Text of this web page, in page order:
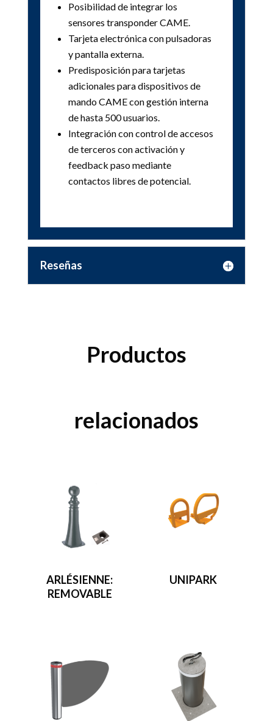
Posibilidad de integrar los
sensores transponder CAME.
Tarjeta electrónica con pulsadoras
y pantalla externa.
Predisposición para tarjetas
adicionales para dispositivos de
mando CAME con gestión interna
de hasta 500 usuarios.
Integración con control de accesos
de terceros con activación y
feedback paso mediante
contactos libres de potencial.
Reseñas
Productos
relacionados
ARLÉSIENNE:
REMOVABLE
UNIPARK